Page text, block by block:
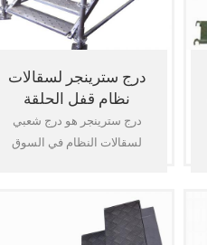
درج سترينجر لسقالات
نظام قفل الحلقة
درج سترينجر هو درج شعبي
لسقالات النظام في السوق
واسع. يمكن فصل سلم